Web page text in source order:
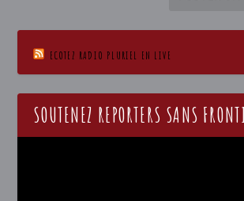
ECOTEZ RADIO PLURIEL EN LIVE
SOUTENEZ REPORTERS SANS